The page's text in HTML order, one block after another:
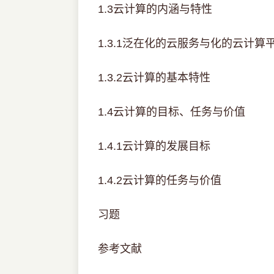
1.3云计算的内涵与特性
1.3.1泛在化的云服务与化的云计算
1.3.2云计算的基本特性
1.4云计算的目标、任务与价值
1.4.1云计算的发展目标
1.4.2云计算的任务与价值
习题
参考文献